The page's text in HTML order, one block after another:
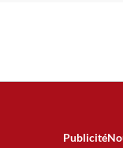
Publicité